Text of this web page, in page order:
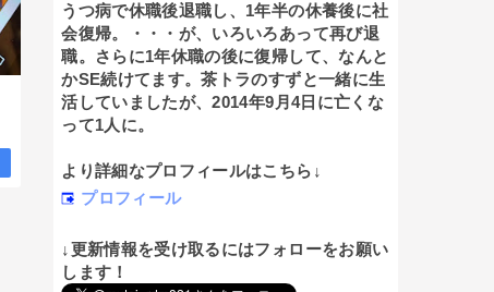
うつ病で休職後退職し、1年半の休養後に社
会復帰。・・・が、いろいろあって再び退
職。さらに1年休職の後に復帰して、なんと
かSE続けてます。茶トラのすずと一緒に生
活していましたが、2014年9月4日に亡くな
って1人に。
より詳細なプロフィールはこちら↓
プロフィール
↓更新情報を受け取るにはフォローをお願い
します！